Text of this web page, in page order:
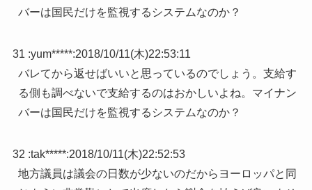
バーは国民だけを監視するシステムなのか？
31 :yum*****:2018/10/11(木)22:53:11
バレてから返せばいいと思っているのでしょう。支給す
る側も調べないで支給するのはおかしいよね。マイナン
バーは国民だけを監視するシステムなのか？
32 :tak*****:2018/10/11(木)22:52:53
地方議員は議会の日数が少ないのだからヨーロッパと同